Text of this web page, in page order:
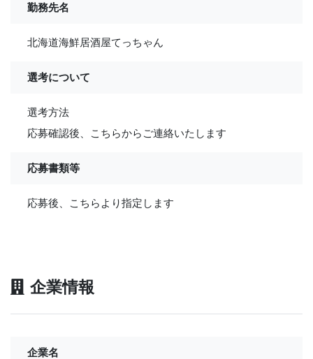
勤務先名
北海道海鮮居酒屋てっちゃん
選考について
選考方法
応募確認後、こちらからご連絡いたします
応募書類等
応募後、こちらより指定します
企業情報
企業名